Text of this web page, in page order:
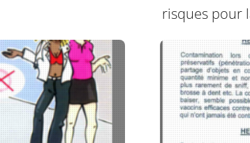
risques pour